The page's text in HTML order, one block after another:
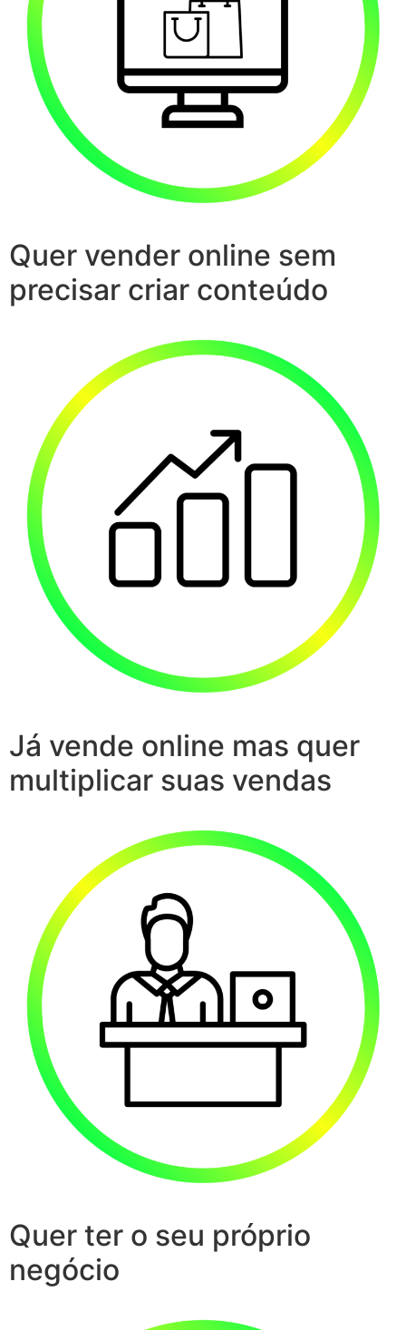
Quer vender online sem
precisar criar conteúdo
Já vende online mas quer
multiplicar suas vendas
Quer ter o seu próprio
negócio